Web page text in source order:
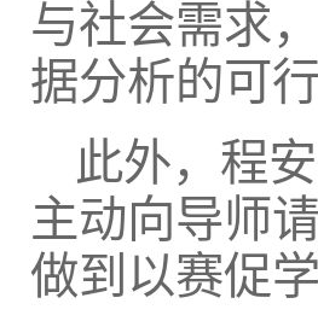
与社会需求
据分析的可
此外，程
主动向导师
做到以赛促